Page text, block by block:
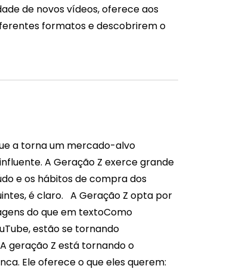
de novos vídeos, oferece aos
formatos e descobrirem o
a torna um mercado-alvo
A Geração Z exerce grande
e os hábitos de compra dos
é claro. A Geração Z opta por
do que em textoComo
estão se tornando
A geração Z está tornando o
Ele oferece o que eles querem: